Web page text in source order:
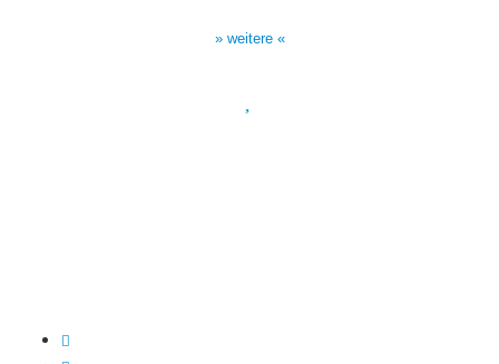
» weitere «